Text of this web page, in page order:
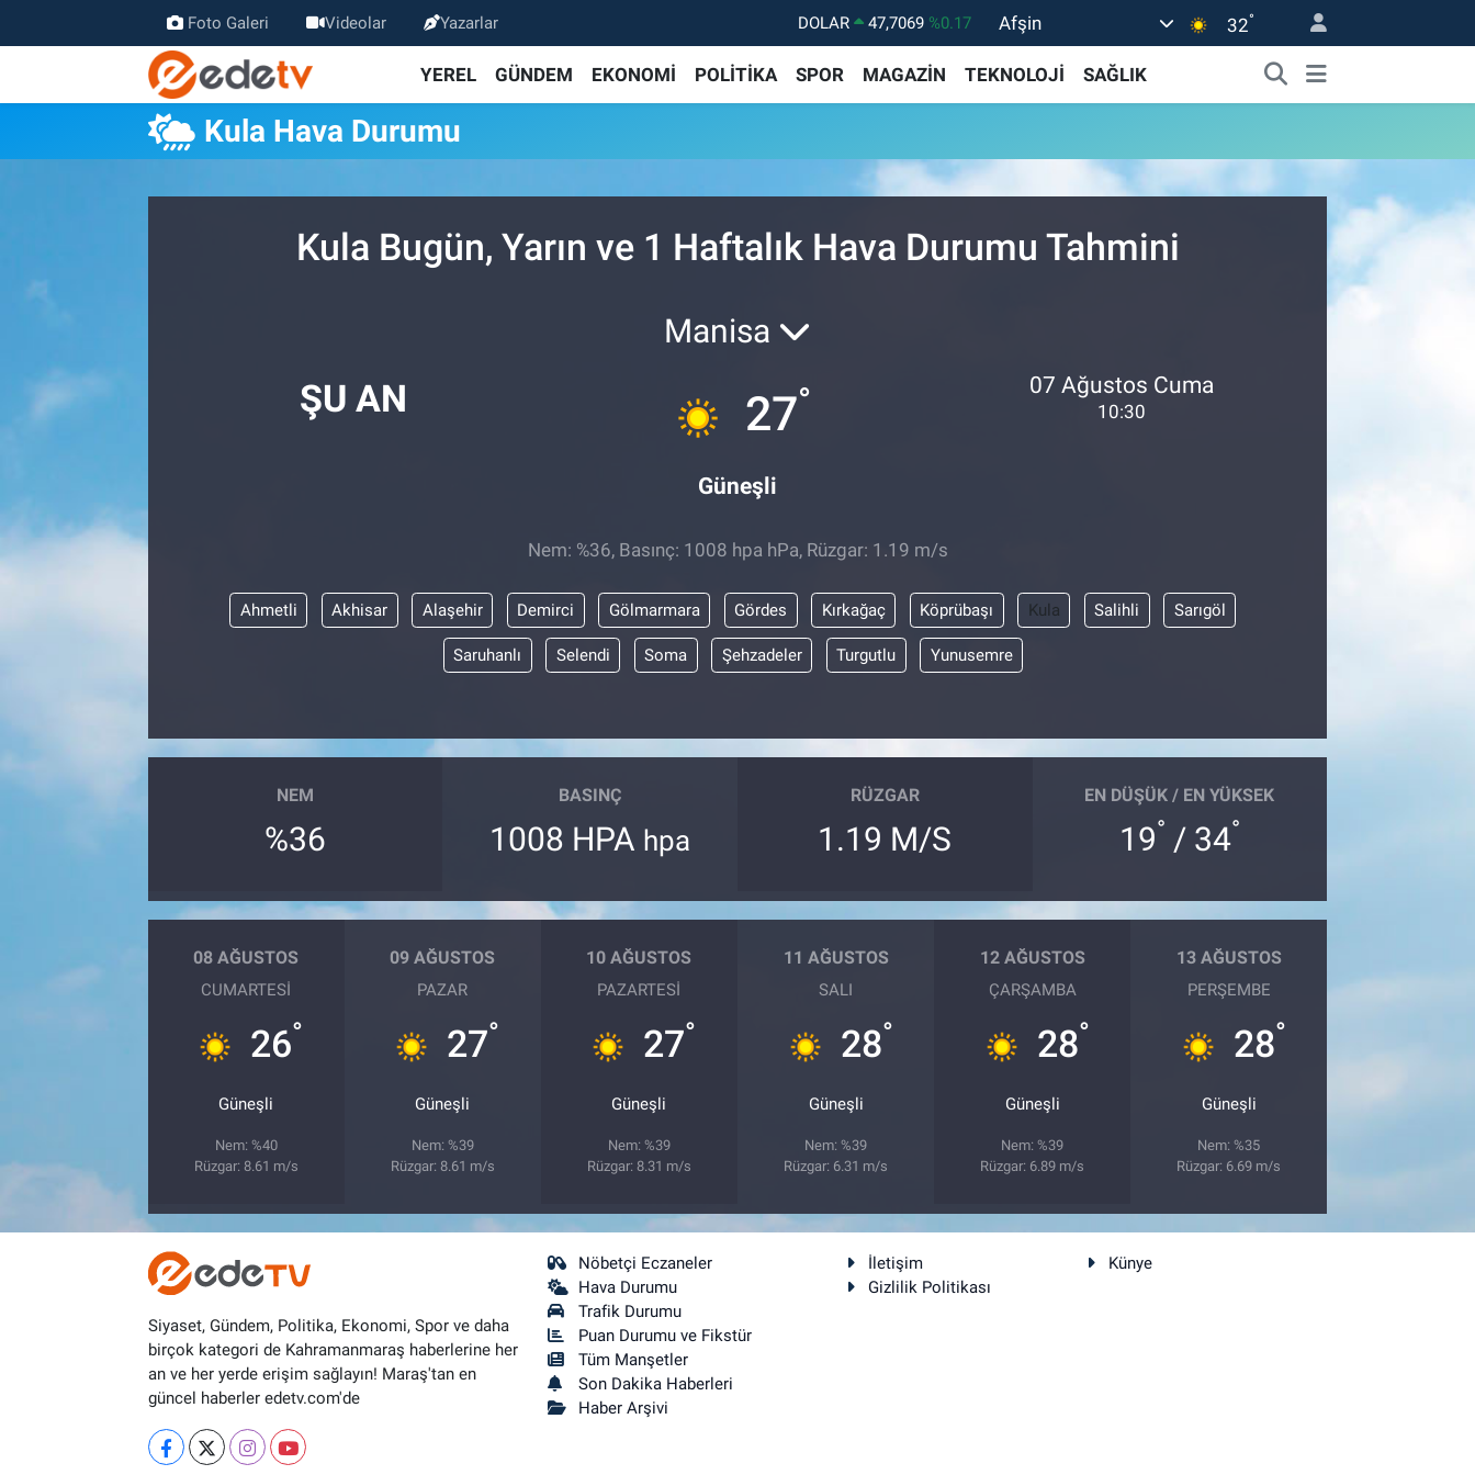
Foto Galeri Videolar Yazarlar DOLAR 47,7069 %0.17
EURO
55,0265
%0.01
STERLİN
64,1897 %0.02
BİST100
13.887 %64
Afşin 32°
YEREL GÜNDEM EKONOMİ POLİTİKA SPOR MAGAZİN TEKNOLOJİ SAĞLIK
Kula Hava Durumu
Kula Bugün, Yarın ve 1 Haftalık Hava Durumu Tahmini
ŞU AN
Manisa
27°
Güneşli
07 Ağustos Cuma
10:30
Nem: %36, Basınç: 1008 hpa hPa, Rüzgar: 1.19 m/s
Ahmetli Akhisar Alaşehir Demirci Gölmarmara Gördes Kırkağaç Köprübaşı Kula Salihli Sarıgöl
Saruhanlı Selendi Soma Şehzadeler Turgutlu Yunusemre
NEM
%36
BASINÇ
1008 HPA hpa
RÜZGAR
1.19 M/S
EN DÜŞÜK / EN YÜKSEK
19° / 34°
08 AĞUSTOS
CUMARTESI
26°
Güneşli
Nem: %40
Rüzgar: 8.61 m/s
09 AĞUSTOS
PAZAR
27°
Güneşli
Nem: %39
Rüzgar: 8.61 m/s
10 AĞUSTOS
PAZARTESI
27°
Güneşli
Nem: %39
Rüzgar: 8.31 m/s
11 AĞUSTOS
SALI
28°
Güneşli
Nem: %39
Rüzgar: 6.31 m/s
12 AĞUSTOS
ÇARŞAMBA
28°
Güneşli
Nem: %39
Rüzgar: 6.89 m/s
13 AĞUSTOS
PERŞEMBE
28°
Güneşli
Nem: %35
Rüzgar: 6.69 m/s
Siyaset, Gündem, Politika, Ekonomi, Spor ve daha
birçok kategori de Kahramanmaraş haberlerine her
an ve her yerde erişim sağlayın! Maraş'tan en
güncel haberler edetv.com'de
Nöbetçi Eczaneler
Hava Durumu
Trafik Durumu
Puan Durumu ve Fikstür
Tüm Manşetler
Son Dakika Haberleri
Haber Arşivi
İletişim
Künye
Gizlilik Politikası